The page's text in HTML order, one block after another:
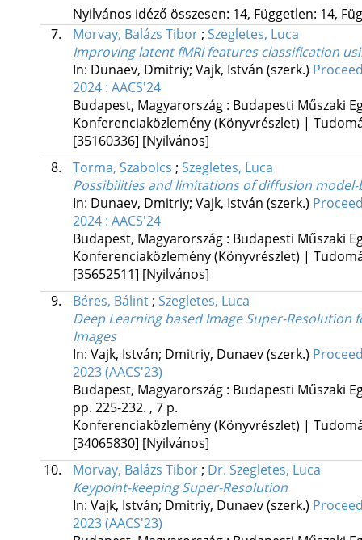
Nyilvános idéző összesen: 14, Független: 14,
7.
Morvay, Balázs Tibor ; Szegletes, Luca
Improving latent fMRI features classification
In: Dunaev, Dmitriy; Vajk, István (szerk.)
2024 : AACS'24
Budapest, Magyarország : Budapesti Műszaki
Konferenciaközlemény (Könyvrészlet) |
[35160336] [Nyilvános]
8.
Torma, Szabolcs ; Szegletes, Luca
Possibilities and limitations of diffusion
In: Dunaev, Dmitriy; Vajk, István (szerk.)
2024 : AACS'24
Budapest, Magyarország : Budapesti Műszaki
Konferenciaközlemény (Könyvrészlet) |
[35652511] [Nyilvános]
9.
Béres, Bálint ; Szegletes, Luca
Deep Learning based Image Super-
Images
In: Vajk, István; Dmitriy, Dunaev (szerk.)
2023 (AACS'23)
Budapest, Magyarország : Budapesti Műszaki
pp. 225-232. , 7 p.
Konferenciaközlemény (Könyvrészlet) |
[34065830] [Nyilvános]
10.
Morvay, Balázs Tibor ; Dr. Szegletes, Luca
Keypoint-keeping Super-Resolution
In: Vajk, István; Dmitriy, Dunaev (szerk.)
2023 (AACS'23)